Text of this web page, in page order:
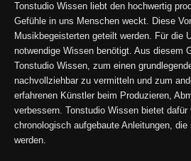
Tonstudio Wissen liebt den hochwertig
Gefühle in uns Menschen weckt. Diese
Musikbegeisterten geteilt werden. Für die
notwendige Wissen benötigt. Aus diesem
Tonstudio Wissen, zum einen
nachvollziehbar zu vermitteln und zum
erfahrenen Künstler beim Produzieren,
verbessern. Tonstudio Wissen bietet dafür
chronologisch aufgebaute Anleitungen,
werden.